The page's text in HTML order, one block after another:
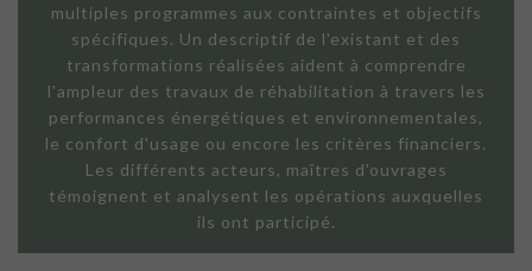
multiples programmes aux contraintes et objectifs
spécifiques. Un descriptif de l'existant et des
transformations réalisées aident à comprendre
l'ampleur des travaux de réhabilitation à travers les
performances énergétiques et environnementales,
le confort d'usage ou encore les critères financiers.
Les différents acteurs, maîtres d'ouvrages
témoignent et analysent les opérations auxquelles
ils ont participé.